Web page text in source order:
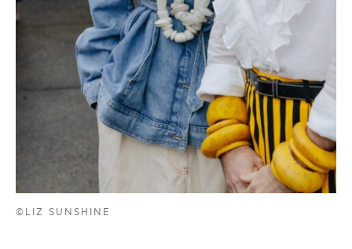
©LIZ SUNSHINE